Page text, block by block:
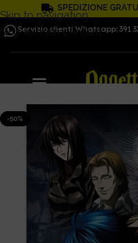
Skip to navigation
Skip to main content
SPEDIZIONE
Servizio clienti Whatsapp: 391
-50%